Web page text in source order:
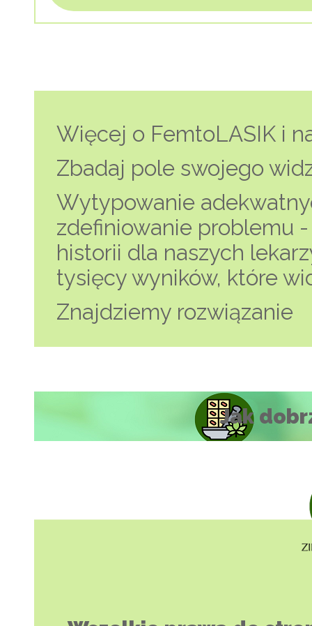
Więcej o FemtoLASIK i
Zbadaj pole swojego
Wytypowanie
zdefiniowanie problemu
historii dla naszych
tysięcy wyników, które
Znajdziemy rozwiązanie
Jak